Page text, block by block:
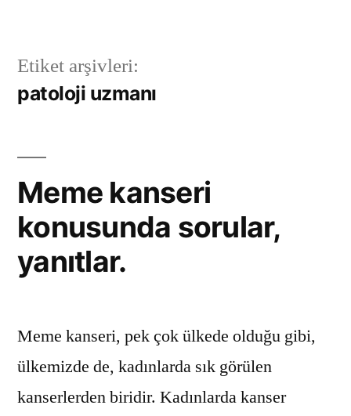
Etiket arşivleri:
patoloji uzmanı
Meme kanseri
konusunda sorular,
yanıtlar.
Meme kanseri, pek çok ülkede olduğu gibi,
ülkemizde de, kadınlarda sık görülen
kanserlerden biridir. Kadınlarda kanser